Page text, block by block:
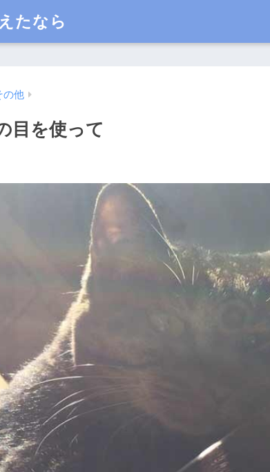
たなら
の他
目を使って